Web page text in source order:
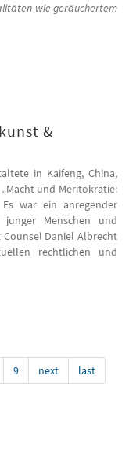
wie geräuchertem
&
in Kaifeng, China,
und Meritokratie:
war ein anregender
Menschen und
Daniel Albrecht
rechtlichen und
&amp;
9 next last